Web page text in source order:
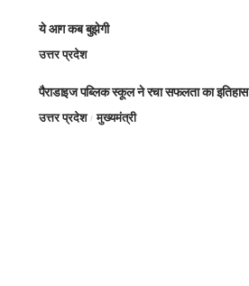
ये आग कब बुझेगी
उत्तर प्रदेश
पैराडाइज पब्लिक स्कूल ने रचा सफलता का इतिहास
उत्तर प्रदेश मुख्यमंत्री